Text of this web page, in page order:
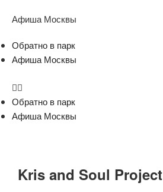
Афиша Москвы
Обратно в парк
Афиша Москвы
Обратно в парк
Афиша Москвы
Kris and Soul Project